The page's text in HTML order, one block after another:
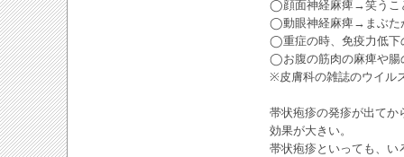
◯顔面神経麻痺→笑うこ
◯動眼神経麻痺→まぶた
◯重症の時、免疫力低下
◯お腹の筋肉の麻痺や腸
※皮膚科の雑誌のウイル
帯状疱疹の発疹が出てか
効果が大きい。
帯状疱疹といっても、い